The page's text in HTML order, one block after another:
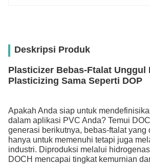
Deskripsi Produk
Plasticizer Bebas-Ftalat Unggul
Plasticizing Sama Seperti DOP
Apakah Anda siap untuk
dalam aplikasi PVC Anda? Temui
generasi berikutnya, bebas-ftalat yang
hanya untuk memenuhi tetapi juga
industri. Diproduksi melalui
DOCH mencapai tingkat kemurnian